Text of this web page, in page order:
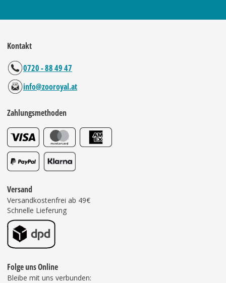
Kontakt
0720 - 88 49 47
info@zooroyal.at
Zahlungsmethoden
Versand
Versandkostenfrei ab 49€
Schnelle Lieferung
Folge uns Online
Bleibe mit uns verbunden: